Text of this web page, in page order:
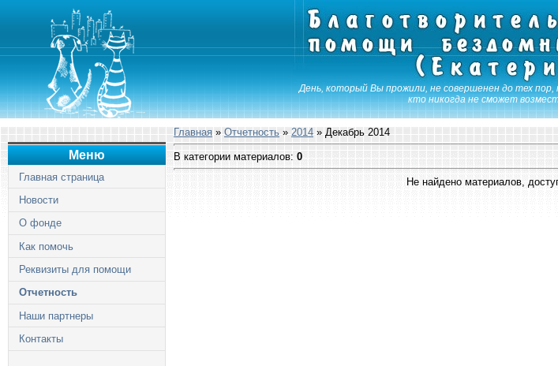
День, который Вы прожили, не совершенен до тех пор,
кто никогда не сможет
Меню
Главная страница
Новости
О фонде
Как помочь
Реквизиты для помощи
Отчетность
Наши партнеры
Контакты
Главная » Отчетность » 2014 » Декабрь 2014
В категории материалов: 0
Не найдено материалов,